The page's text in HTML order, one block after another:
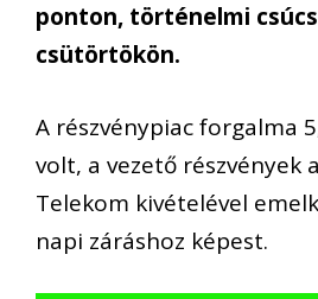
ponton, történelmi
csütörtökön.
A részvénypiac forgalma
volt, a vezető részvények
Telekom kivételével
napi záráshoz képest.